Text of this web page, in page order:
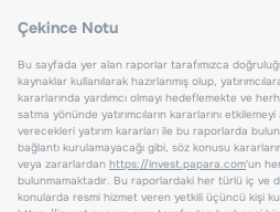
Çekince Notu
Bu sayfada yer alan raporlar tarafımızca
kaynaklar kullanılarak hazırlanmış olup,
kararlarında yardımcı olmayı hedeflemekte ve
satma yönünde yatırımcıların kararlarını etkilemeyi
verecekleri yatırım kararları ile bu raporlarda
bağlantı kurulamayacağı gibi, söz konusu
veya zararlardan https://invest.papara.com'un
bulunmamaktadır. Bu raporlardaki her türlü iç ve
konularda resmi hizmet veren yetkili üçüncü kişi